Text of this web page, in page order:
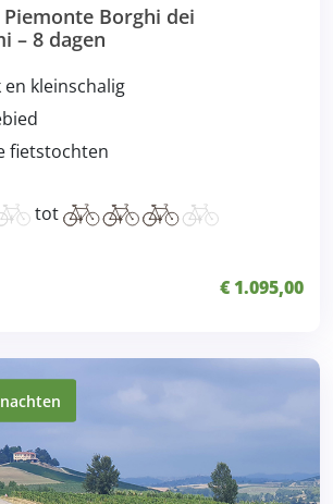
Borghi dei
– 8 dagen
kleinschalig
fietstochten
tot
€ 1.095,00